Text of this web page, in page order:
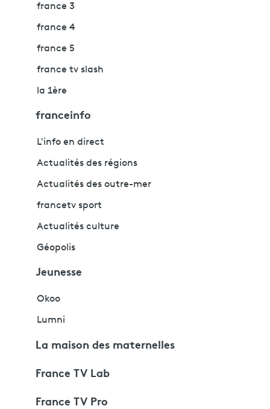
france 3
france 4
france 5
france tv slash
la 1ère
franceinfo
L'info en direct
Actualités des régions
Actualités des outre-mer
francetv sport
Actualités culture
Géopolis
Jeunesse
Okoo
Lumni
La maison des maternelles
France TV Lab
France TV Pro